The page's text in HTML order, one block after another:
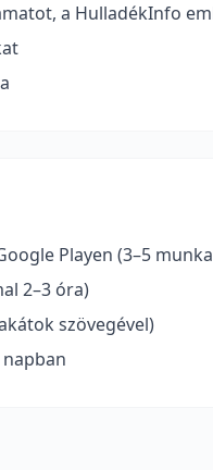
a HulladékInfo
Playen (3–5
2–3 óra)
szövegével)